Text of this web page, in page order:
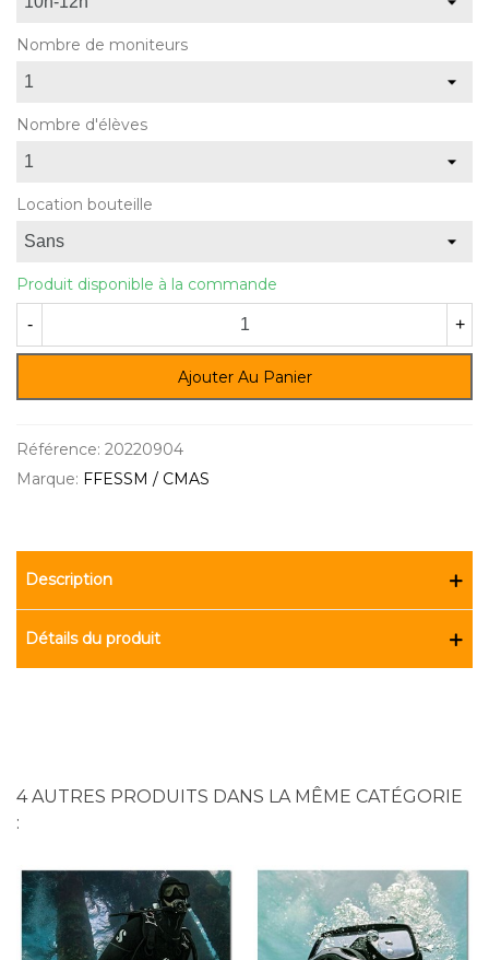
Nombre de moniteurs
Nombre d'élèves
Location bouteille
Produit disponible à la commande
- +
Ajouter Au Panier
Référence: 20220904
Marque: FFESSM / CMAS
Description
Détails du produit
4 AUTRES PRODUITS DANS LA MÊME CATÉGORIE
: